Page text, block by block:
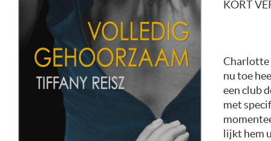
KORT
Charlotte
nu toe
een club
met
lijkt hem